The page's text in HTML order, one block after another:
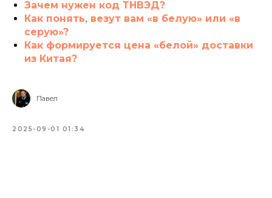
Зачем нужен код ТНВЭД?
Как понять, везут вам «в белую» или «в
серую»?
Как формируется цена «белой» доставки
из Китая?
Павел
2025-09-01 01:34